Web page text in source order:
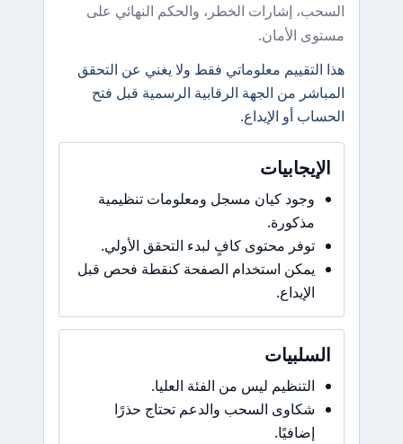
السحب، إشارات الخطر، والحكم النهائي على
مستوى الأمان.
هذا التقييم معلوماتي فقط ولا يغني عن التحقق
المباشر من الجهة الرقابية الرسمية قبل فتح
الحساب أو الإيداع.
الإيجابيات
وجود كيان مسجل ومعلومات تنظيمية
مذكورة.
توفر محتوى كافٍ لبدء التحقق الأولي.
يمكن استخدام الصفحة كنقطة فحص قبل
الإيداع.
السلبيات
التنظيم ليس من الفئة العليا.
شكاوى السحب والدعم تحتاج حذرًا
إضافيًا.